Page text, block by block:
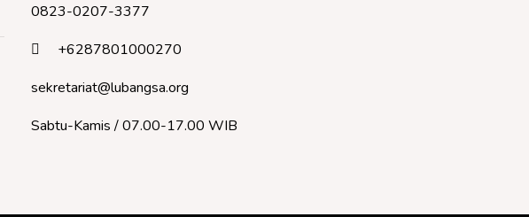
0823-0207-3377
+6287801000270
sekretariat@lubangsa.org
Sabtu-Kamis / 07.00-17.00 WIB